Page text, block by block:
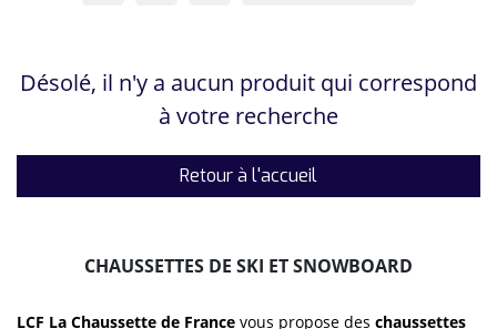
Désolé, il n'y a aucun produit qui correspond
à votre recherche
Retour à l'accueil
CHAUSSETTES DE SKI ET SNOWBOARD
LCF La Chaussette de France vous propose des chaussettes